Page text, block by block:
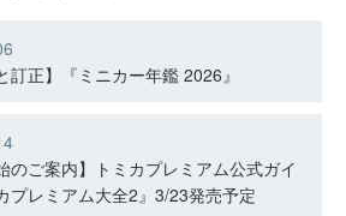
訂正】『ミニカー年鑑 2026』
のご案内】トミカプレミアム公式ガイ
プレミアム大全2』3/23発売予定